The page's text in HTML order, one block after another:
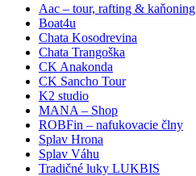
Aac – tour, rafting & kaňoning
Boat4u
Chata Kosodrevina
Chata Trangoška
CK Anakonda
CK Sancho Tour
K2 studio
MANA – Shop
ROBFin – nafukovacie člny
Splav Hrona
Splav Váhu
Tradičné luky LUKBIS